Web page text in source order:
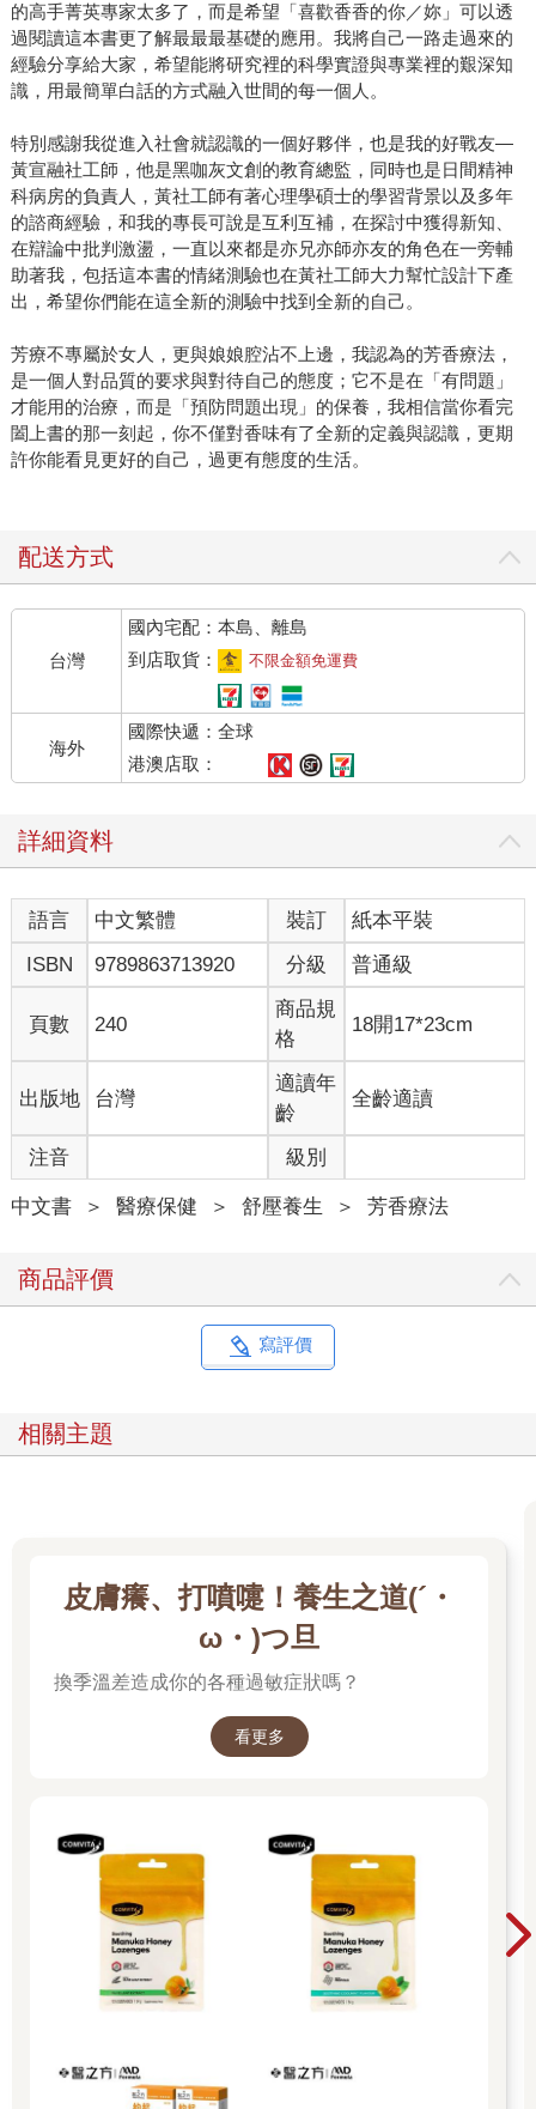
的高手菁英專家太多了，而是希望「喜歡香香的你／妳」可以透
過閱讀這本書更了解最最最基礎的應用。我將自己一路走過來的
經驗分享給大家，希望能將研究裡的科學實證與專業裡的艱深知
識，用最簡單白話的方式融入世間的每一個人。
特別感謝我從進入社會就認識的一個好夥伴，也是我的好戰友—
黃宣融社工師，他是黑咖灰文創的教育總監，同時也是日間精神
科病房的負責人，黃社工師有著心理學碩士的學習背景以及多年
的諮商經驗，和我的專長可說是互利互補，在探討中獲得新知、
在辯論中批判激盪，一直以來都是亦兄亦師亦友的角色在一旁輔
助著我，包括這本書的情緒測驗也在黃社工師大力幫忙設計下產
出，希望你們能在這全新的測驗中找到全新的自己。
芳療不專屬於女人，更與娘娘腔沾不上邊，我認為的芳香療法，
是一個人對品質的要求與對待自己的態度；它不是在「有問題」
才能用的治療，而是「預防問題出現」的保養，我相信當你看完
闔上書的那一刻起，你不僅對香味有了全新的定義與認識，更期
許你能看見更好的自己，過更有態度的生活。
配送方式
台灣
國內宅配：本島、離島
到店取貨：
不限金額免運費
海外
國際快遞：全球
港澳店取：
詳細資料
語言 中文繁體 裝訂
紙本平裝
ISBN
9789863713920 分級 普通級
頁數 240
商品規
格
18開17*23cm
出版地 台灣
適讀年
齡
全齡適讀
注音 級別
中文書 ＞ 醫療保健 ＞ 舒壓養生 ＞ 芳香療法
商品評價
寫評價
相關主題
皮膚癢、打噴嚏！養生之道(´・
ω・)つ旦
換季溫差造成你的各種過敏症狀嗎？
看更多